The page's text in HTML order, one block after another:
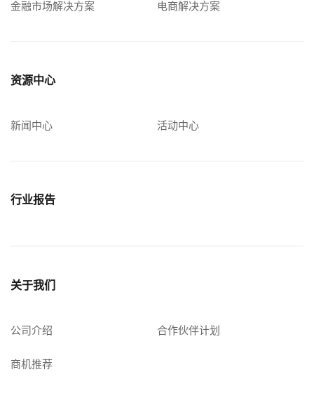
金融市场解决方案 电商解决方案
资源中心
新闻中心 活动中心
行业报告
关于我们
公司介绍 合作伙伴计划
商机推荐